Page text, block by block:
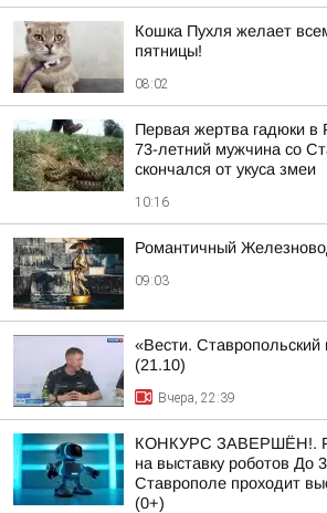
Кошка Пухля желает
пятницы!
08:02
Первая жертва гадюки в
73-летний мужчина со
скончался от укуса змеи
10:16
Романтичный
09:03
«Вести. Ставропольский
(21.10)
Вчера, 22:39
КОНКУРС ЗАВЕРШЁН!.
на выставку роботов До
Ставрополе проходит
(0+)